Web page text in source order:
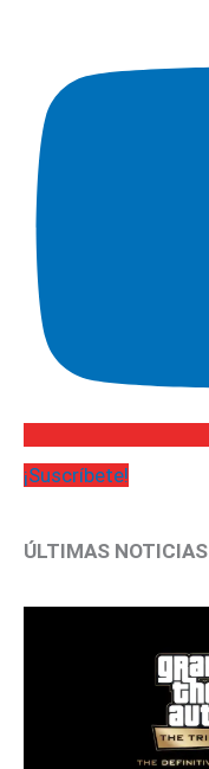
¡Suscríbete!
ÚLTIMAS NOTICIAS